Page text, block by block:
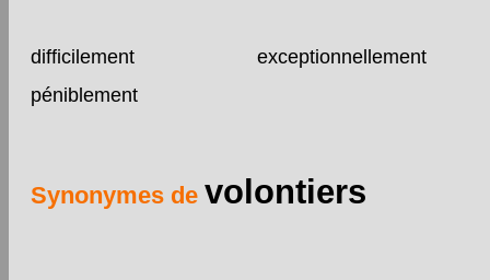
difficilement
exceptionnellement
péniblement
Synonymes de volontiers